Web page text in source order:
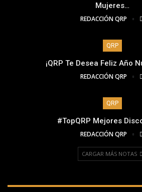
Mujeres…
REDACCIÓN QRP
QRP
¡QRP Te Desea Feliz Año
REDACCIÓN QRP
QRP
#TopQRP Mejores
REDACCIÓN QRP
CARGAR MÁS NOTAS